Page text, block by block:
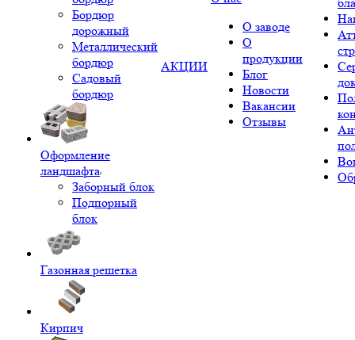
Бордюр
дорожный
Металлический
бордюр
Садовый
бордюр
Оформление
ландшафта
Заборный блок
Подпорный
блок
Газонная решетка
Кирпич
АКЦИИ
О заводе
О
продукции
Блог
Новости
Вакансии
Отзывы